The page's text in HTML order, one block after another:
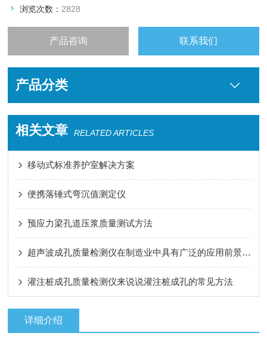
浏览次数： 2828
产品咨询 联系我们
产品分类
相关文章 RELATED ARTICLES
移动式标准养护室解决方案
便携落锤式弯沉值测定仪
预应力梁孔道压浆质量测试方法
超声波成孔质量检测仪在制造业中具有广泛的应用前景和市场需求
灌注桩成孔质量检测仪来说说灌注桩成孔的常见方法
详细介绍